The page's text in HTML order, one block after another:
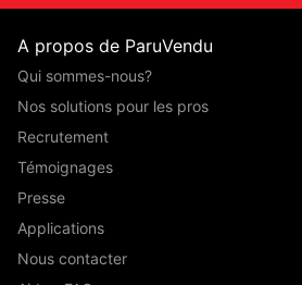
A propos de ParuVendu
Qui sommes-nous?
Nos solutions pour les pros
Recrutement
Témoignages
Presse
Applications
Nous contacter